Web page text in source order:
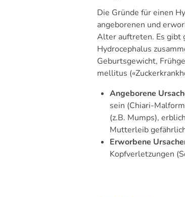
Die Gründe für einen
angeborenen und
Alter auftreten. Es gibt
Hydrocephalus
Geburtsgewicht,
mellitus
Angeborene
sein (Chiari-
(z.B. Mumps),
Mutterleib
Erworbene
Kopfverletzungen